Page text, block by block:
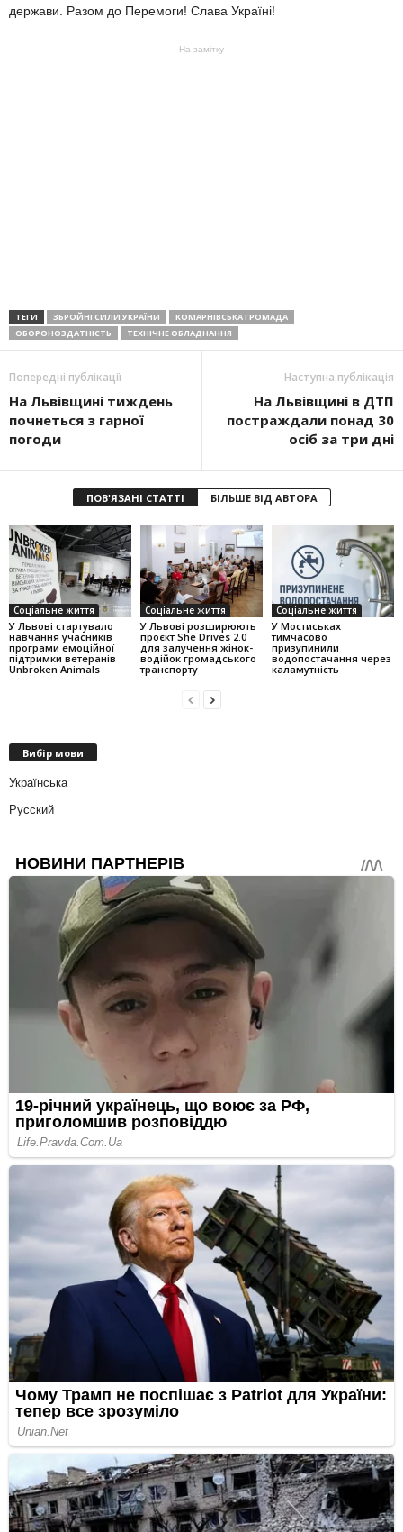
держави. Разом до Перемоги! Слава Україні!
На замітку
ТЕГИ ЗБРОЙНІ СИЛИ УКРАЇНИ
КОМАРНІВСЬКА ГРОМАДА
ОБОРОНОЗДАТНІСТЬ
ТЕХНІЧНЕ ОБЛАДНАННЯ
Попередні публікації
На Львівщині тиждень
почнеться з гарної
погоди
Наступна публікація
На Львівщині в ДТП
постраждали понад 30
осіб за три дні
ПОВ'ЯЗАНІ СТАТТІ БІЛЬШЕ ВІД АВТОРА
Соціальне життя
У Львові стартувало
навчання учасників
програми емоційної
підтримки ветеранів
Unbroken Animals
Соціальне життя
У Львові розширюють
проєкт She Drives 2.0
для залучення жінок-
водійок громадського
транспорту
Соціальне життя
У Мостиськах
тимчасово
призупинили
водопостачання через
каламутність
Вибір мови
Українська
Русский